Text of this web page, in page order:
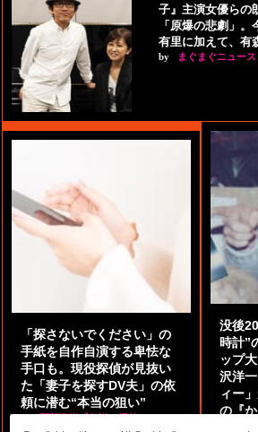
子』主演女優らの
「原爆の悲劇」
有里に加えて、有
by まぐまぐニュー
「探さないでください」の
手紙を自作自演する卑怯な
手口も。現役探偵が見抜い
た「妻子を探すDV夫」の依
頼に潜む“本当の狙い”
by 阿部泰尚『伝説の探偵』
没後
時計”
ップ
沢洋
ィー
の『